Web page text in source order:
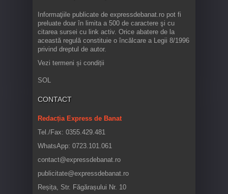
Informaţiile publicate de expressdebanat.ro pot fi
preluate doar în limita a 500 de caractere şi cu
citarea sursei cu link activ. Orice abatere de la
această regulă constituie o încălcare a Legii 8/1996
privind dreptul de autor.
Vezi termeni și condiții
SOL
CONTACT
Redacția Express de Banat
Tel./Fax: 0355.429.481
WhatsApp: 0723.101.061
contact@expressdebanat.ro
publicitate@expressdebanat.ro
Reșița, Str. Făgărașului Nr. 10